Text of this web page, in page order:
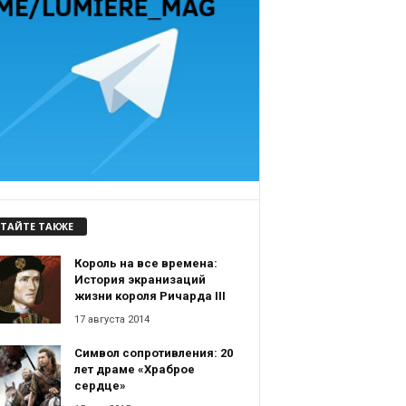
ТАКЖЕ
Король на все времена:
История экранизаций
жизни короля Ричарда III
17 августа 2014
Символ сопротивления: 20
лет драме «Храброе
сердце»